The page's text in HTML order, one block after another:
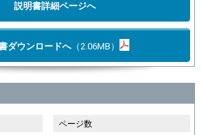
説明書詳細ページへ
ダウンロードへ（2.06MB）
ページ数